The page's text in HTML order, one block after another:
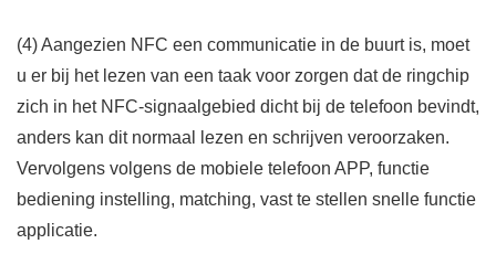
(4) Aangezien NFC een communicatie in de buurt is, moet
u er bij het lezen van een taak voor zorgen dat de ringchip
zich in het NFC-signaalgebied dicht bij de telefoon bevindt,
anders kan dit normaal lezen en schrijven veroorzaken.
Vervolgens volgens de mobiele telefoon APP, functie
bediening instelling, matching, vast te stellen snelle functie
applicatie.